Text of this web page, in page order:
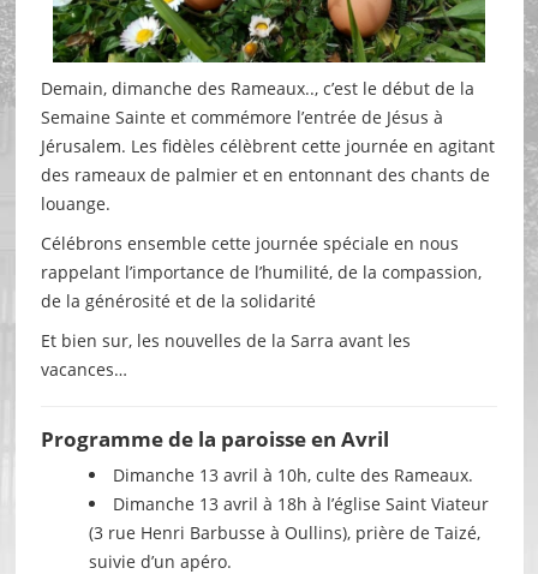
Demain, dimanche des Rameaux.., c’est le début de la
Semaine Sainte et commémore l’entrée de Jésus à
Jérusalem. Les fidèles célèbrent cette journée en agitant
des rameaux de palmier et en entonnant des chants de
louange.
Célébrons ensemble cette journée spéciale en nous
rappelant l’importance de l’humilité, de la compassion,
de la générosité et de la solidarité
Et bien sur, les nouvelles de la Sarra avant les
vacances…
Programme de la paroisse en Avril
Dimanche 13 avril à 10h, culte des Rameaux.
Dimanche 13 avril à 18h à l’église Saint Viateur
(3 rue Henri Barbusse à Oullins), prière de Taizé,
suivie d’un apéro.